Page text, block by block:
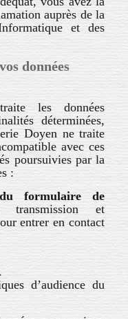
auprès de la
et des
données
les données
déterminées,
Doyen ne traite
avec ces
poursuivies par la
:
formulaire de
et
entrer en contact
d’audience du